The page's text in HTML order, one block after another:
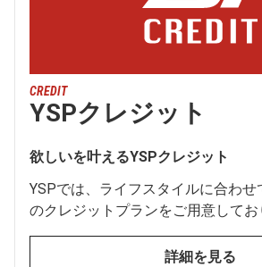
CREDIT
YSPクレジット
欲しいを叶えるYSPクレジット
YSPでは、ライフスタイルに合わ
のクレジットプランをご用意してお
詳細を見る